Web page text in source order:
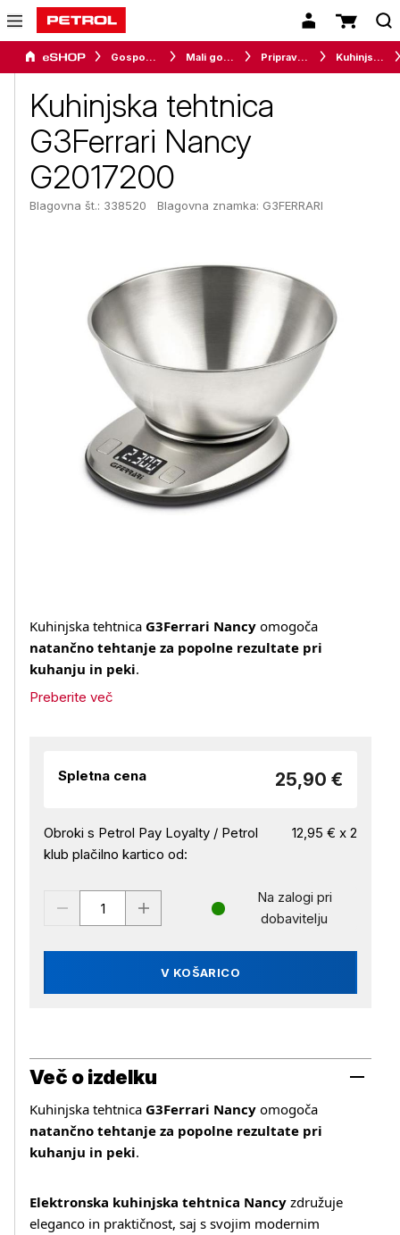
Gospodinjski aparati Mali gospodinjski aparati Priprava hrane Kuhinjske tehtnice
Kuhinjska tehtnica
G3Ferrari Nancy
G2017200
Blagovna št.: 338520 Blagovna znamka: G3FERRARI
Kuhinjska tehtnica G3Ferrari Nancy omogoča
natančno tehtanje za popolne rezultate pri
kuhanju in peki.
Preberite več
Spletna cena 25,90 €
Obroki s Petrol Pay Loyalty / Petrol
klub plačilno kartico od:
12,95 € x 2
V KOŠARICO
Na zalogi pri
dobavitelju
Več o izdelku
Kuhinjska tehtnica G3Ferrari Nancy omogoča
natančno tehtanje za popolne rezultate pri
kuhanju in peki.
Elektronska kuhinjska tehtnica Nancy združuje
eleganco in praktičnost, saj s svojim modernim